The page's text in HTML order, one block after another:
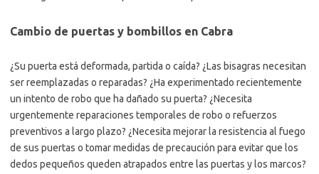
Cambio de puertas y bombillos en Cabra
¿Su puerta está deformada, partida o caída? ¿Las bisagras necesitan
ser reemplazadas o reparadas? ¿Ha experimentado recientemente
un intento de robo que ha dañado su puerta? ¿Necesita
urgentemente reparaciones temporales de robo o refuerzos
preventivos a largo plazo? ¿Necesita mejorar la resistencia al fuego
de sus puertas o tomar medidas de precaución para evitar que los
dedos pequeños queden atrapados entre las puertas y los marcos?